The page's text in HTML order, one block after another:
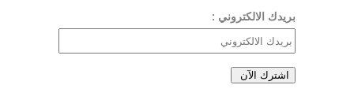
بريدك الالكتروني :